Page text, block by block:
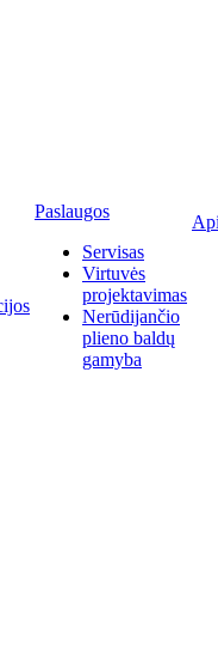
Paslaugos
Servisas
Virtuvės
projektavimas
Nerūdijančio
plieno baldų
gamyba